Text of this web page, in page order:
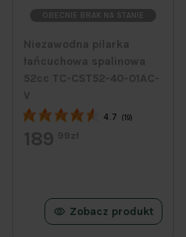
OBECNIE BRAK NA STANIE
Niezawodna pilarka
łańcuchowa spalinowa
52cc TC-CST52-40-01AC-
V
4.7 (19)
189 99zł
Zobacz produkt